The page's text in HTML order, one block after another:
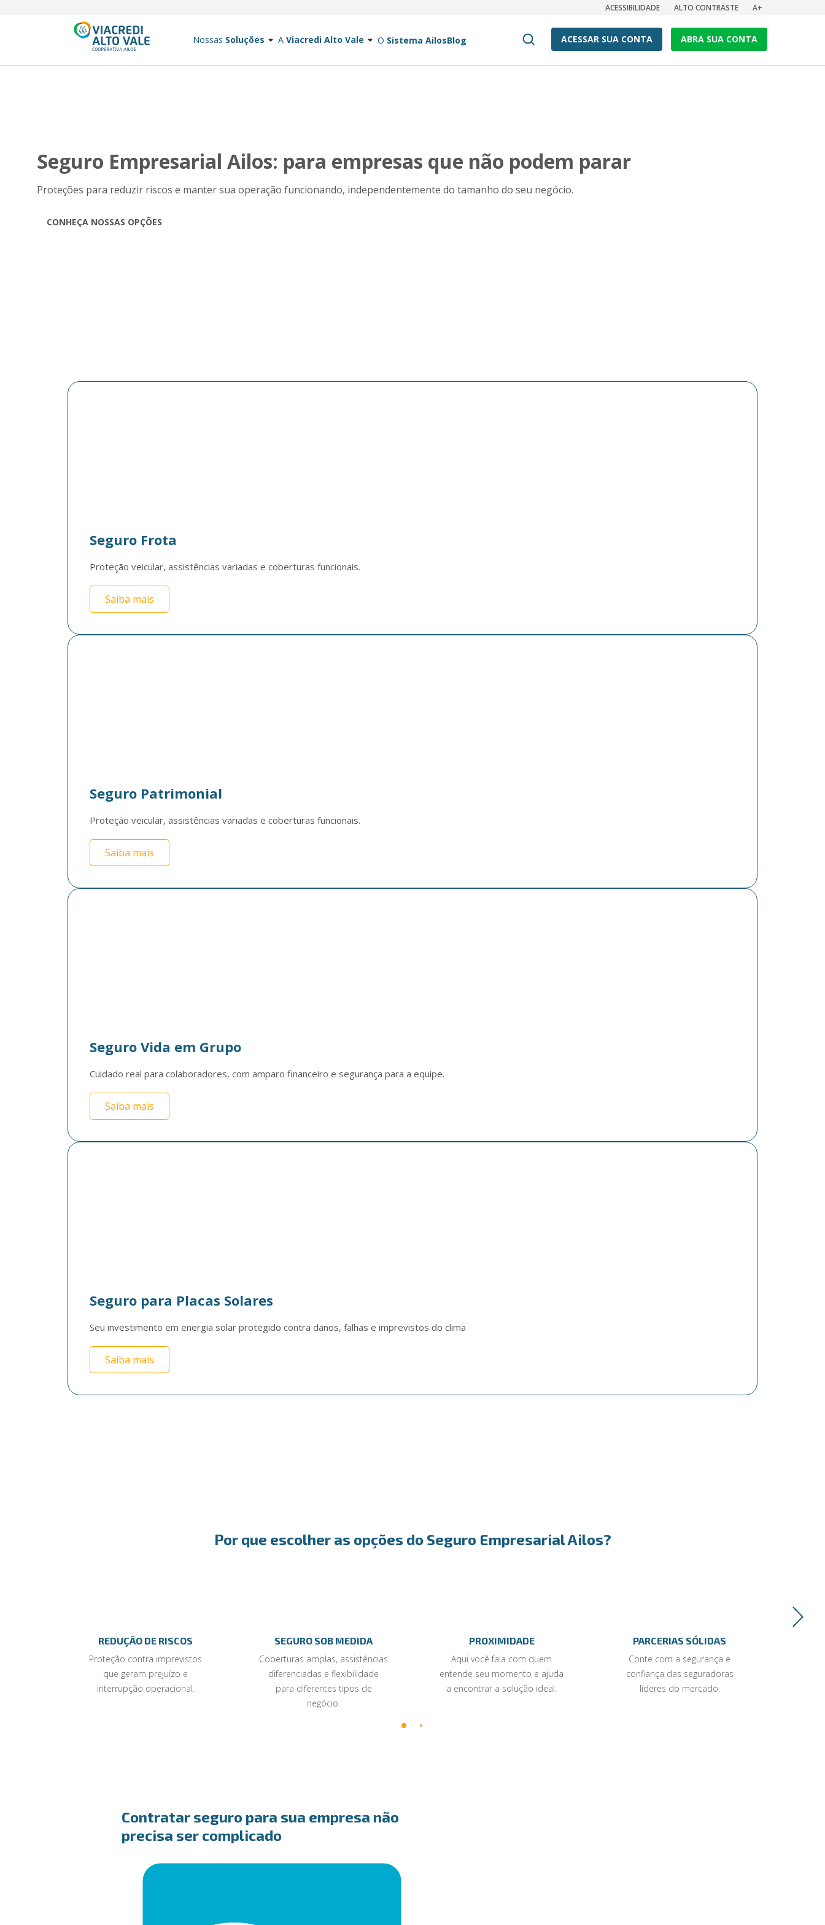
ACESSIBILIDADE ALTO CONTRASTE A+
Nossas Soluções A Viacredi Alto Vale O Sistema AilosBlog ACESSAR SUA CONTA ABRA SUA CONTA
Seguro Empresarial Ailos: para empresas que não podem parar
Proteções para reduzir riscos e manter sua operação funcionando, independentemente do tamanho do seu negócio.
CONHEÇA NOSSAS OPÇÕES
Seguro Frota
Proteção veicular, assistências variadas e coberturas funcionais.
Saiba mais
Seguro Patrimonial
Proteção veicular, assistências variadas e coberturas funcionais.
Saiba mais
Seguro Vida em Grupo
Cuidado real para colaboradores, com amparo financeiro e segurança para a equipe.
Saiba mais
Seguro para Placas Solares
Seu investimento em energia solar protegido contra danos, falhas e imprevistos do clima
Saiba mais
Por que escolher as opções do Seguro Empresarial Ailos?
REDUÇÃO DE RISCOS
Proteção contra imprevistos
que geram prejuízo e
interrupção operacional.
SEGURO SOB MEDIDA
Coberturas amplas, assistências
diferenciadas e flexibilidade
para diferentes tipos de
negócio.
PROXIMIDADE
Aqui você fala com quem
entende seu momento e ajuda
a encontrar a solução ideal.
PARCERIAS SÓLIDAS
Conte com a segurança e
confiança das seguradoras
líderes do mercado.
Contratar seguro para sua empresa não
precisa ser complicado